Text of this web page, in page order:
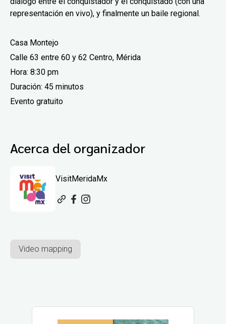
representación en vivo), y finalmente un baile regional.
Casa Montejo
Calle 63 entre 60 y 62 Centro, Mérida
Hora: 8:30 pm
Duración: 45 minutos
Evento gratuito
Acerca del organizador
VisitMeridaMx
Video mapping